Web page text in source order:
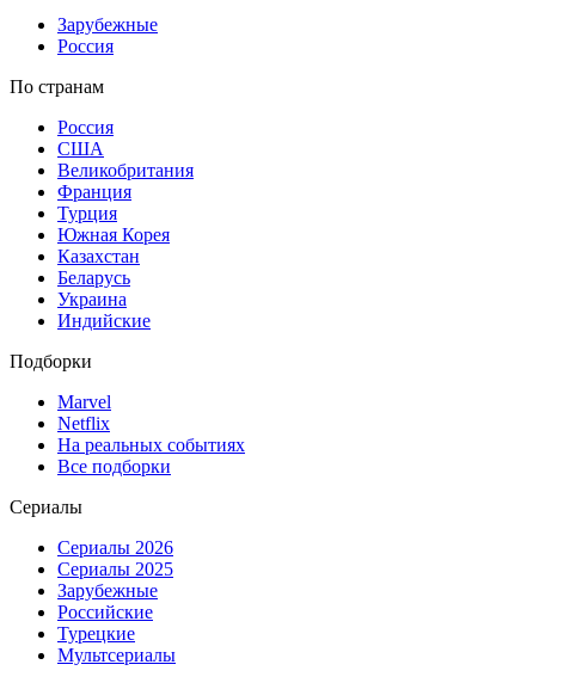
Зарубежные
Россия
По странам
Россия
США
Великобритания
Франция
Турция
Южная Корея
Казахстан
Беларусь
Украина
Индийские
Подборки
Marvel
Netflix
На реальных событиях
Все подборки
Сериалы
Сериалы 2026
Сериалы 2025
Зарубежные
Российские
Турецкие
Мультсериалы